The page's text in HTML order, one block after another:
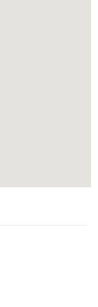
castel jaloux),